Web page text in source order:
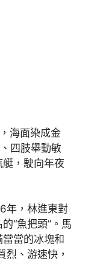
海面染成金
四肢舉動敏
，駛向年夜
年，林進東對
“魚把頭”。馬
當的冰塊和
烈、游速快，